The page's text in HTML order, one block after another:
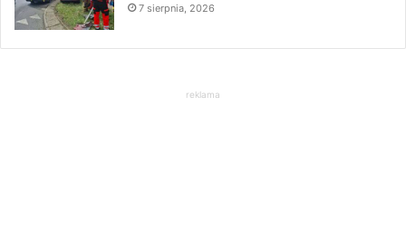
7 sierpnia, 2026
reklama